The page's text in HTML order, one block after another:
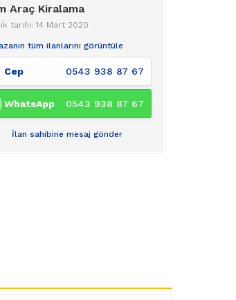
Araç Kiralama
tarihi: 14 Mart 2020
tüm ilanlarını görüntüle
Cep 0543 938 87 67
WhatsApp 0543 938 87 67
İlan sahibine mesaj gönder